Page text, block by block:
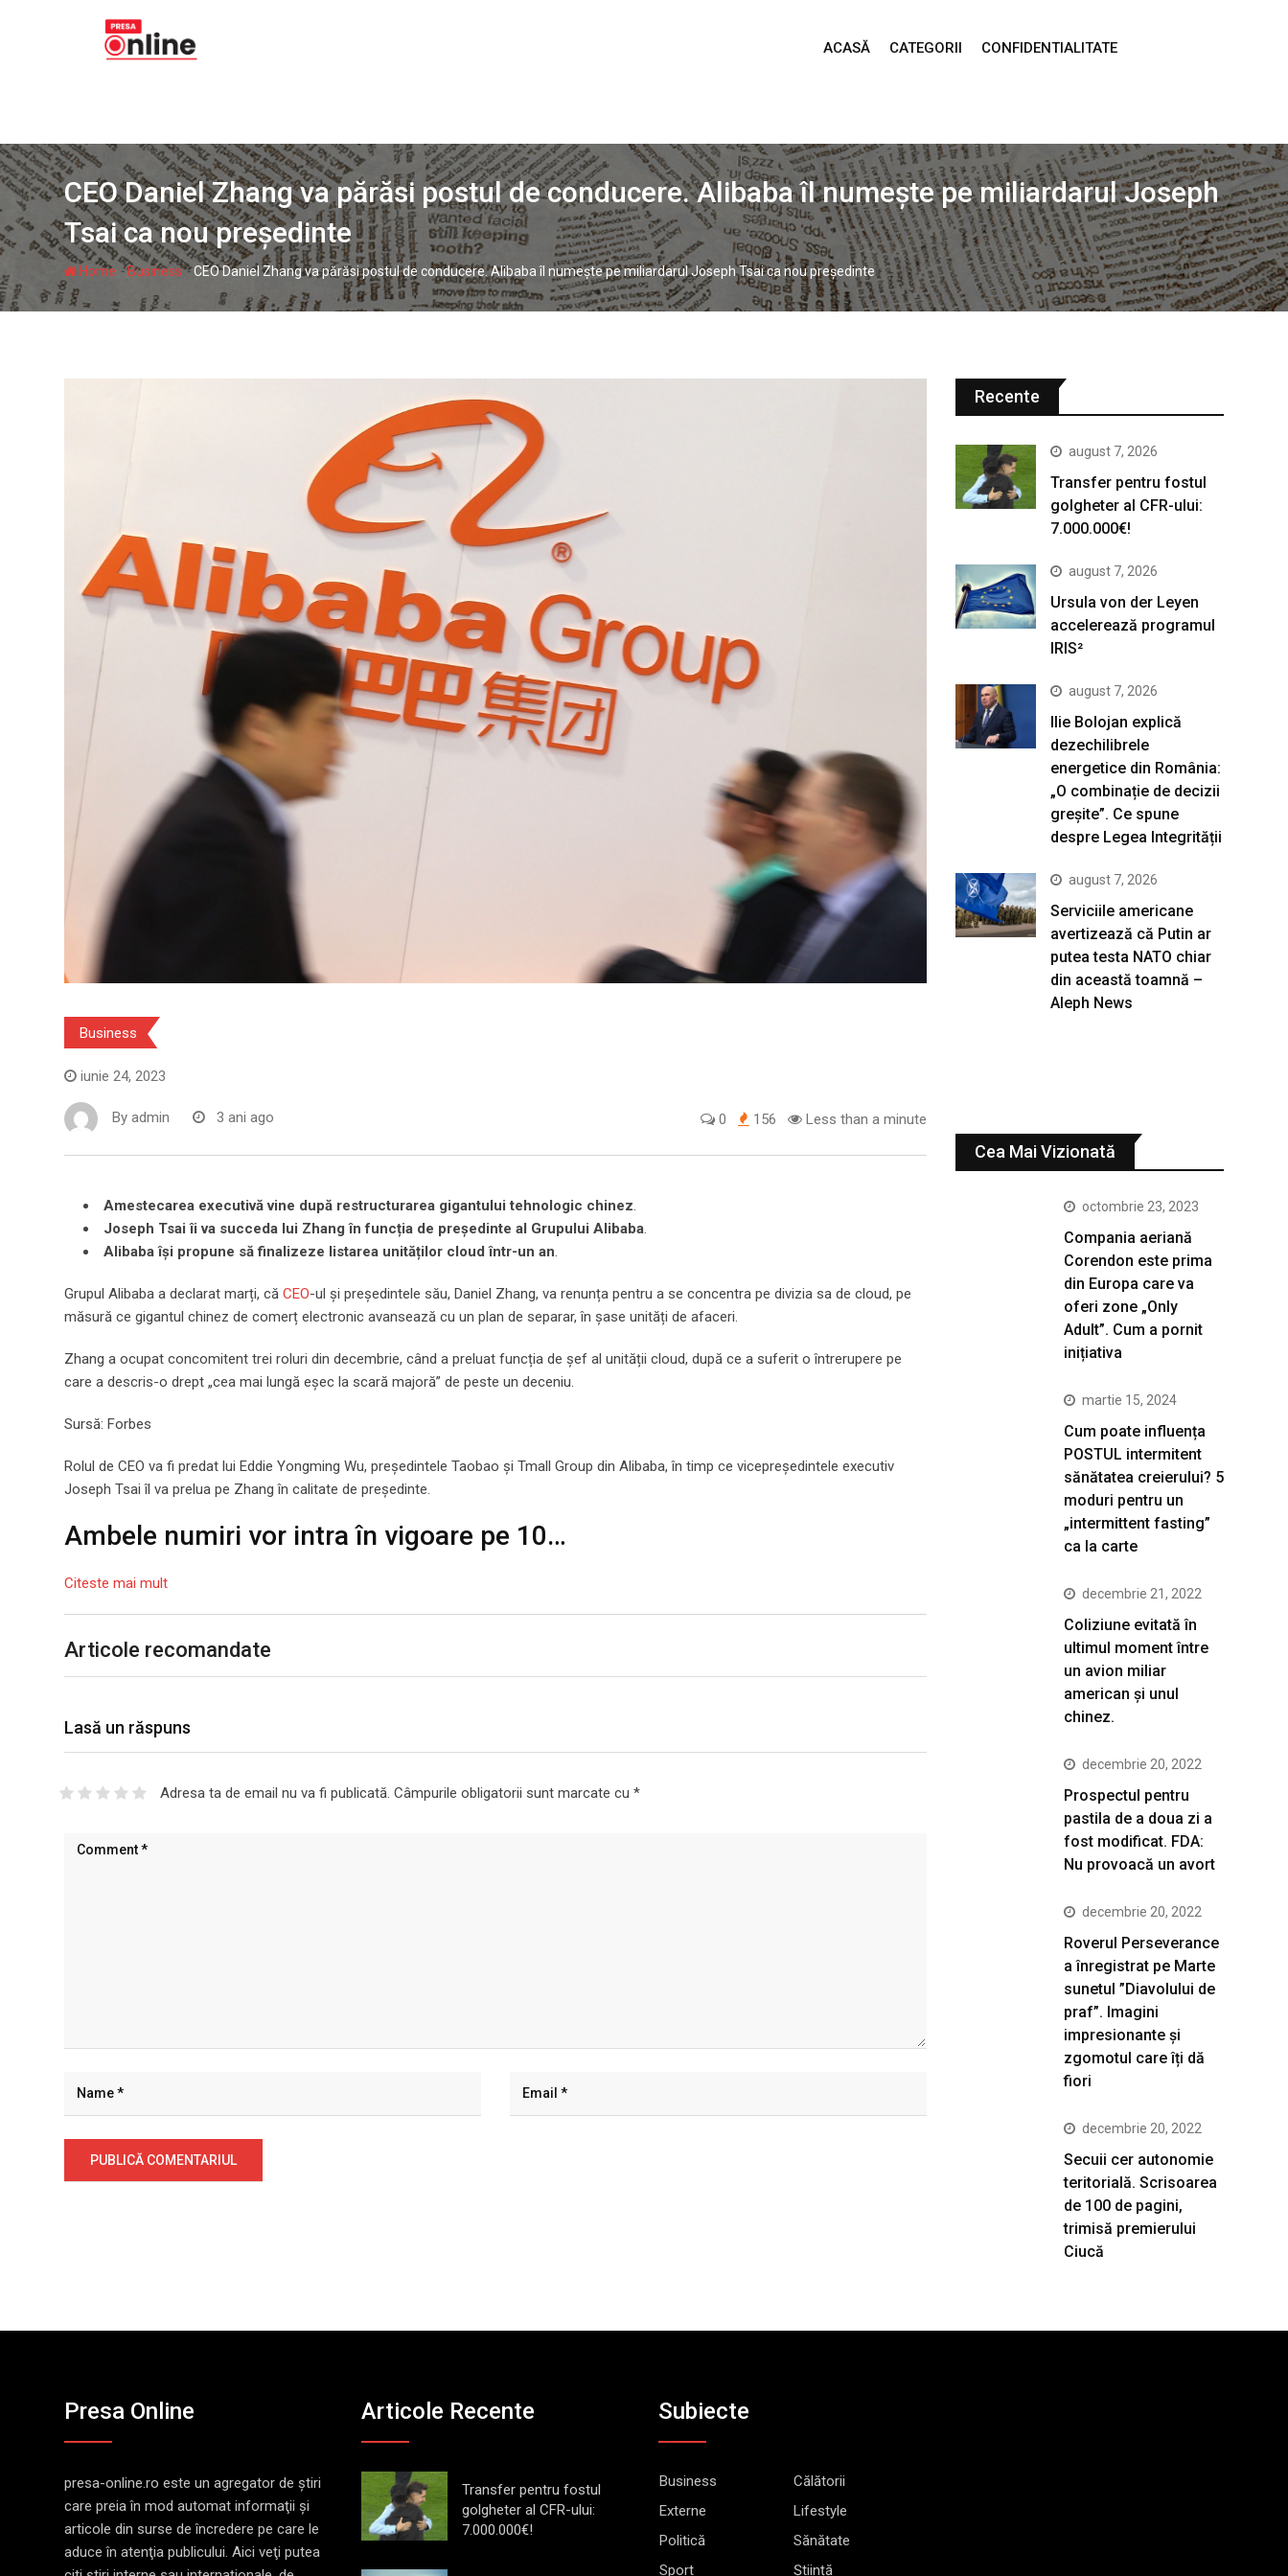
ACASĂ CATEGORII CONFIDENTIALITATE
CEO Daniel Zhang va părăsi postul de conducere. Alibaba îl numește pe miliardarul Joseph
Tsai ca nou președinte
Home -Business-CEO Daniel Zhang va părăsi postul de conducere. Alibaba îl numește pe miliardarul Joseph Tsai ca nou președinte
Business
iunie 24, 2023
By admin 3 ani ago 0 156 Less than a minute
Amestecarea executivă vine după restructurarea gigantului tehnologic chinez.
Joseph Tsai îi va succeda lui Zhang în funcția de președinte al Grupului Alibaba.
Alibaba își propune să finalizeze listarea unităților cloud într-un an.
Grupul Alibaba a declarat marți, că CEO-ul și președintele său, Daniel Zhang, va renunța pentru a se concentra pe divizia sa de cloud, pe
măsură ce gigantul chinez de comerț electronic avansează cu un plan de separar, în șase unități de afaceri.
Zhang a ocupat concomitent trei roluri din decembrie, când a preluat funcția de șef al unității cloud, după ce a suferit o întrerupere pe
care a descris-o drept „cea mai lungă eșec la scară majoră” de peste un deceniu.
Sursă: Forbes
Rolul de CEO va fi predat lui Eddie Yongming Wu, președintele Taobao și Tmall Group din Alibaba, în timp ce vicepreședintele executiv
Joseph Tsai îl va prelua pe Zhang în calitate de președinte.
Ambele numiri vor intra în vigoare pe 10…
Citeste mai mult
Articole recomandate
Lasă un răspuns
Adresa ta de email nu va fi publicată. Câmpurile obligatorii sunt marcate cu *
Recente
august 7, 2026
Transfer pentru fostul
golgheter al CFR-ului:
7.000.000€!
august 7, 2026
Ursula von der Leyen
accelerează programul
IRIS²
august 7, 2026
Ilie Bolojan explică
dezechilibrele
energetice din România:
„O combinație de decizii
greșite”. Ce spune
despre Legea Integrității
august 7, 2026
Serviciile americane
avertizează că Putin ar
putea testa NATO chiar
din această toamnă –
Aleph News
Cea Mai Vizionată
octombrie 23, 2023
Compania aeriană
Corendon este prima
din Europa care va
oferi zone „Only
Adult”. Cum a pornit
inițiativa
martie 15, 2024
Cum poate influența
POSTUL intermitent
sănătatea creierului? 5
moduri pentru un
„intermittent fasting”
ca la carte
decembrie 21, 2022
Coliziune evitată în
ultimul moment între
un avion miliar
american şi unul
chinez.
decembrie 20, 2022
Prospectul pentru
pastila de a doua zi a
fost modificat. FDA:
Nu provoacă un avort
decembrie 20, 2022
Roverul Perseverance
a înregistrat pe Marte
sunetul ”Diavolului de
praf”. Imagini
impresionante și
zgomotul care îți dă
fiori
decembrie 20, 2022
Secuii cer autonomie
teritorială. Scrisoarea
de 100 de pagini,
trimisă premierului
Ciucă
Presa Online
presa-online.ro este un agregator de ştiri
care preia în mod automat informaţii şi
articole din surse de încredere pe care le
aduce în atenţia publicului. Aici veţi putea
Articole Recente
Transfer pentru fostul
golgheter al CFR-ului:
7.000.000€!
Subiecte
Business
Călătorii
Externe
Lifestyle
Politică
Sănătate
Sport
Știință